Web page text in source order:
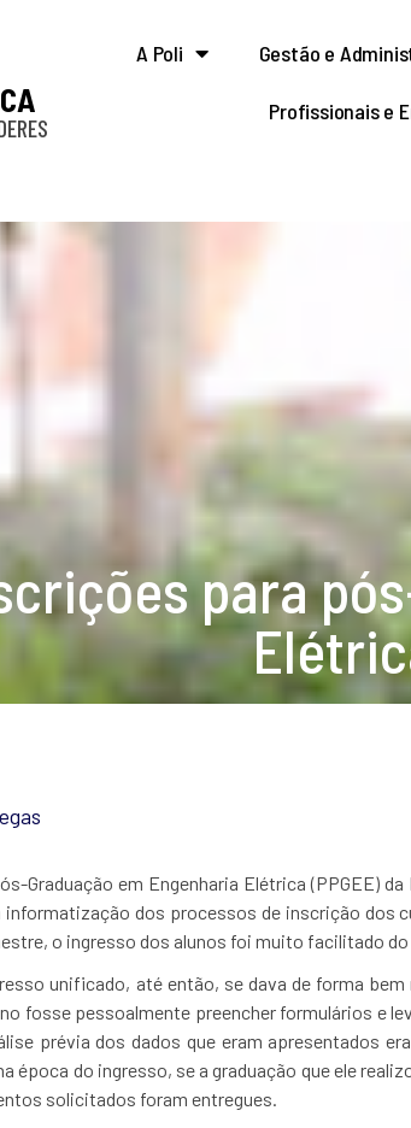
A Poli Gestão e
Profissionais e
para
Graduação em Engenharia Elétrica (PPGEE)
informatização dos processos de inscrição dos
o ingresso dos alunos foi muito facilitado
unificado, até então, se dava de forma
fosse pessoalmente preencher formulários e
prévia dos dados que eram apresentados
época do ingresso, se a graduação que ele
solicitados foram entregues.